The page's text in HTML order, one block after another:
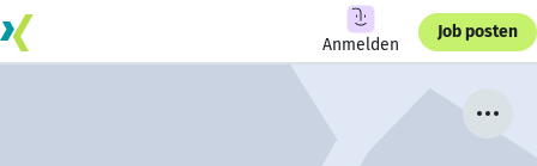
Anmelden
Job posten